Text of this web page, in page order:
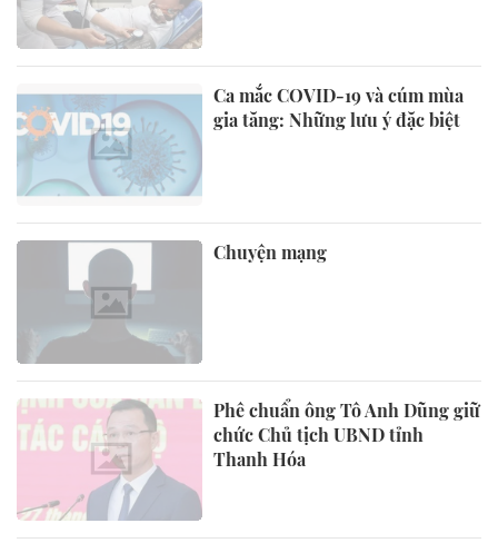
Ca mắc COVID-19 và cúm mùa
gia tăng: Những lưu ý đặc biệt
Chuyện mạng
Phê chuẩn ông Tô Anh Dũng giữ
chức Chủ tịch UBND tỉnh
Thanh Hóa